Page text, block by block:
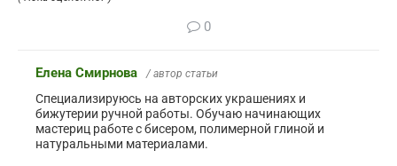
0
Елена Смирнова / автор статьи
Специализируюсь на авторских украшениях и
бижутерии ручной работы. Обучаю начинающих
мастериц работе с бисером, полимерной глиной и
натуральными материалами.